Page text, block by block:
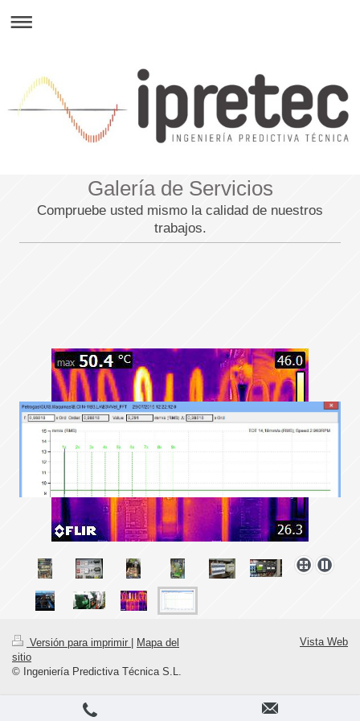
Galería de Servicios
Compruebe usted mismo la calidad de nuestros
trabajos.
Versión para imprimir
Mapa del
sitio
© Ingeniería Predictiva Técnica S.L.
Vista Web